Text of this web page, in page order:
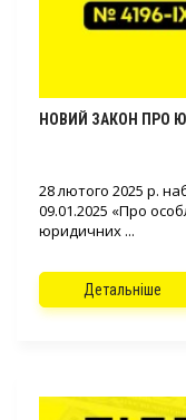
НОВИЙ ЗАКОН ПРО
28 лютого 2025 р.
09.01.2025 «Про
юридичних ...
Детальніше